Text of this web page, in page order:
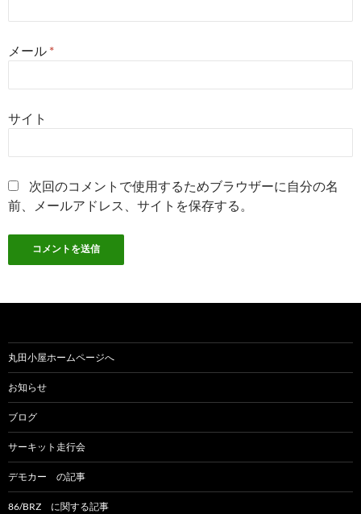
メール *
サイト
次回のコメントで使用するためブラウザーに自分の名
前、メールアドレス、サイトを保存する。
丸田小屋ホームページへ
お知らせ
ブログ
サーキット走行会
デモカー の記事
86/BRZ に関する記事